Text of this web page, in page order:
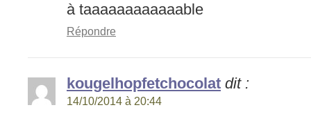
à taaaaaaaaaaaable
Répondre
kougelhopfetchocolat dit :
14/10/2014 à 20:44